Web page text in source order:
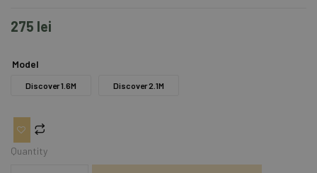
275 lei
Model
Discover 1.6M Discover 2.1M
Quantity